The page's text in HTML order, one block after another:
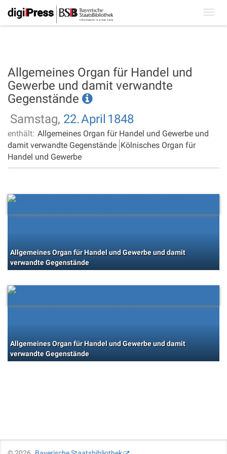
Allgemeines Organ für Handel und
Gewerbe und damit verwandte
Gegenstände
Samstag, 22.April 1848
enthält: Allgemeines Organ für Handel und Gewerbe und
damit verwandte Gegenstände Kölnisches Organ für
Handel und Gewerbe
Allgemeines Organ für Handel und Gewerbe und damit
verwandte Gegenstände
Allgemeines Organ für Handel und Gewerbe und damit
verwandte Gegenstände